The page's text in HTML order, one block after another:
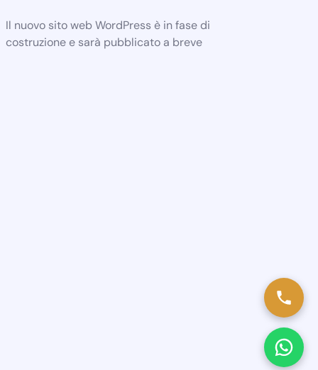
Il nuovo sito web WordPress è in fase di
costruzione e sarà pubblicato a breve